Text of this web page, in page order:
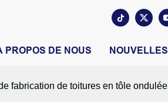
PROPOS DE NOUS NOUVELLES
fabrication de toitures en tôle ondulée